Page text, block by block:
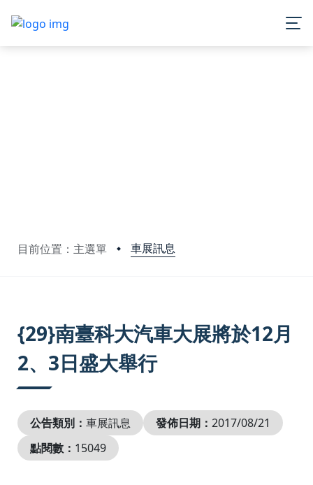
目前位置：主選單 車展訊息
{29}南臺科大汽車大展將於12月
2、3日盛大舉行
公告類別： 車展訊息 發佈日期： 2017/08/21
點閱數： 15049